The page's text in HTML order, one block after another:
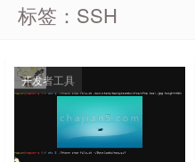
标签：SSH
开发者工具